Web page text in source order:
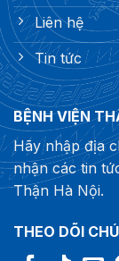
Liên hệ
Tin tức
BỆNH VIỆN
Hãy nhập địa
nhận các tin
Thận Hà Nội.
THEO DÕI